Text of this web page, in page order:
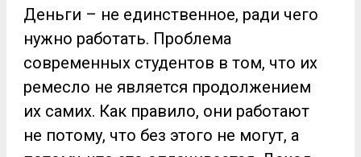
Деньги – не единственное, ради чего
нужно работать. Проблема
современных студентов в том, что их
ремесло не является продолжением
их самих. Как правило, они работают
не потому, что без этого не могут, а